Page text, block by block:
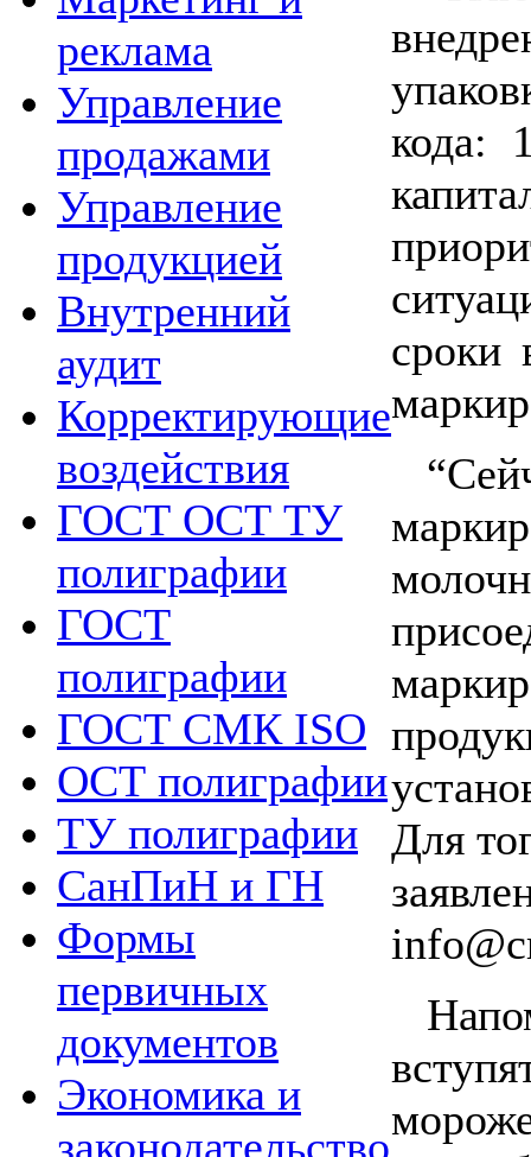
реклама
Управление
продажами
Управление
продукцией
Внутренний
аудит
Корректирующие
воздействия
ГОСТ ОСТ ТУ
полиграфии
ГОСТ
полиграфии
ГОСТ СМК ISO
ОСТ полиграфии
ТУ полиграфии
СанПиН и ГН
Формы
первичных
документов
Экономика и
законодательство
кода:
сроки
Для